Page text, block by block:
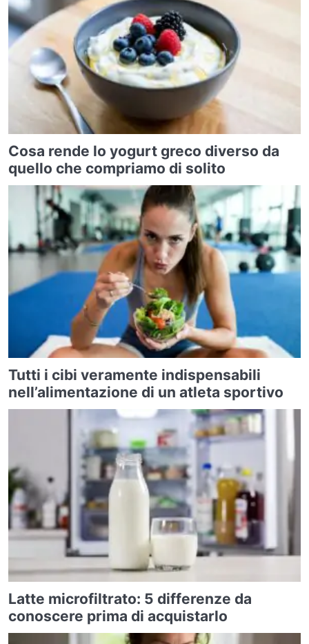
Cosa rende lo yogurt greco diverso da
quello che compriamo di solito
Tutti i cibi veramente indispensabili
nell’alimentazione di un atleta sportivo
Latte microfiltrato: 5 differenze da
conoscere prima di acquistarlo